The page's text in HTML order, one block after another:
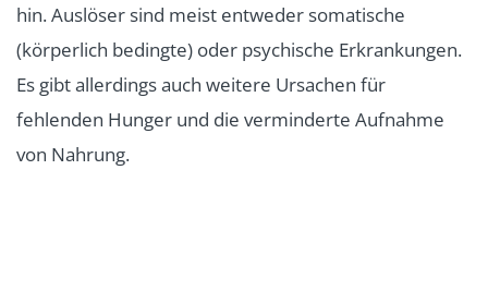
hin. Auslöser sind meist entweder somatische
(körperlich bedingte) oder psychische Erkrankungen.
Es gibt allerdings auch weitere Ursachen für
fehlenden Hunger und die verminderte Aufnahme
von Nahrung.